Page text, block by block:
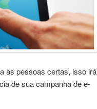
as pessoas certas, isso irá
de sua campanha de e-